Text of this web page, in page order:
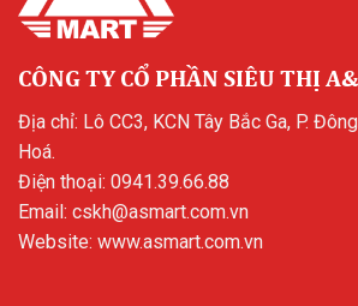
CÔNG TY CỔ PHẦN SIÊU THỊ
Địa chỉ: Lô CC3, KCN Tây Bắc Ga, P.
Hoá.
Điện thoại: 0941.39.66.88
Email: cskh@asmart.com.vn
Website: www.asmart.com.vn